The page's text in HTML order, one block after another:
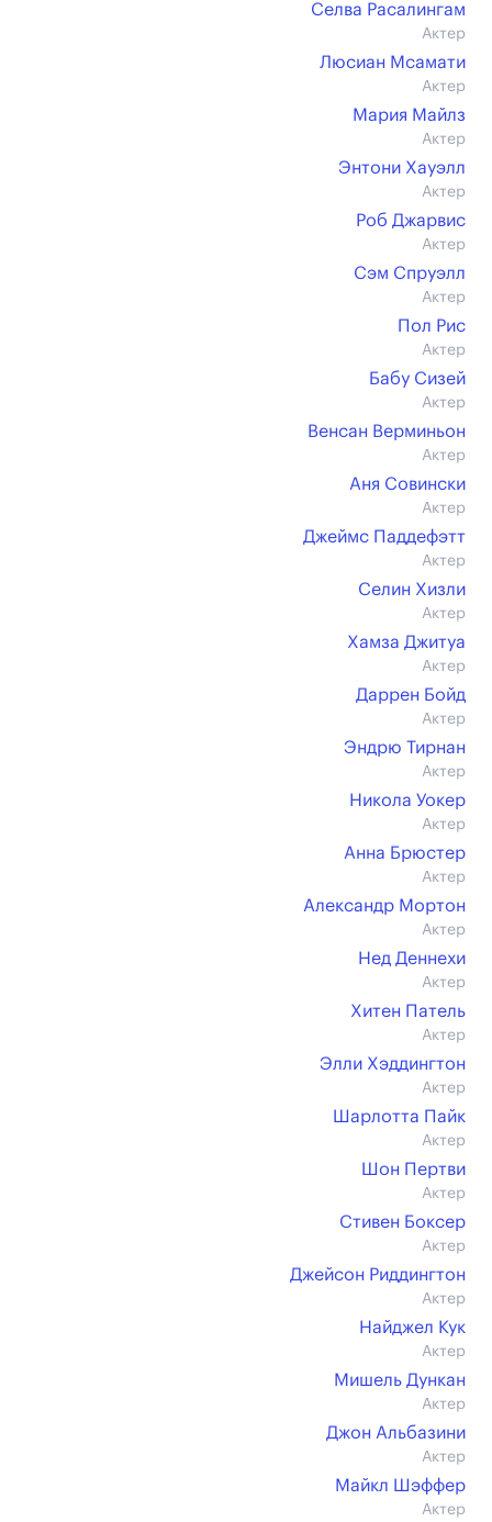
Селва Расалингам
Актер
Люсиан Мсамати
Актер
Мария Майлз
Актер
Энтони Хауэлл
Актер
Роб Джарвис
Актер
Сэм Спруэлл
Актер
Пол Рис
Актер
Бабу Сизей
Актер
Венсан Верминьон
Актер
Аня Совински
Актер
Джеймс Паддефэтт
Актер
Селин Хизли
Актер
Хамза Джитуа
Актер
Даррен Бойд
Актер
Эндрю Тирнан
Актер
Никола Уокер
Актер
Анна Брюстер
Актер
Александр Мортон
Актер
Нед Деннехи
Актер
Хитен Патель
Актер
Элли Хэддингтон
Актер
Шарлотта Пайк
Актер
Шон Пертви
Актер
Стивен Боксер
Актер
Джейсон Риддингтон
Актер
Найджел Кук
Актер
Мишель Дункан
Актер
Джон Альбазини
Актер
Майкл Шэффер
Актер